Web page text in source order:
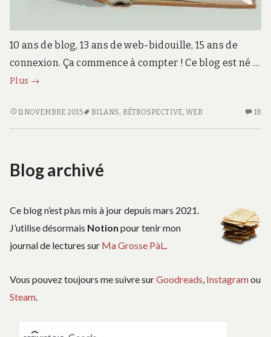
10 ans de blog, 13 ans de web-bidouille, 15 ans de
connexion. Ça commence à compter ! Ce blog est né …
Plus Billet
:
13
web
→
BILLET
ANS
DE
11 NOVEMBRE 2015 BILANS RÉTROSPECTIVE WEB 18
Blog archivé
Ce blog n’est plus mis à jour depuis mars 2021.
J’utilise désormais Notion pour tenir mon
journal de lectures sur Ma Grosse PàL.
Vous pouvez toujours me suivre surGoodreads, Instagramou
Steam.